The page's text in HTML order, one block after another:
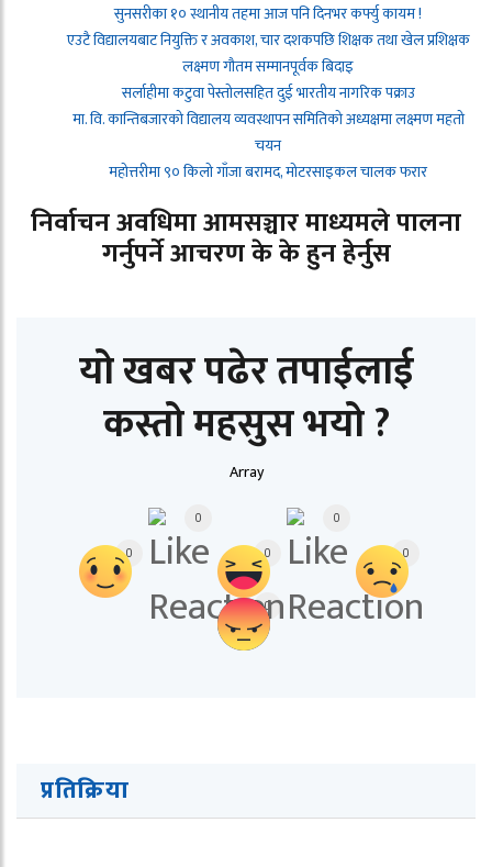
सुनसरीका १० स्थानीय तहमा आज पनि दिनभर कर्फ्यु कायम !
एउटै विद्यालयबाट नियुक्ति र अवकाश, चार दशकपछि शिक्षक तथा खेल प्रशिक्षक
लक्ष्मण गौतम सम्मानपूर्वक बिदाइ
सर्लाहीमा कटुवा पेस्तोलसहित दुई भारतीय नागरिक पक्राउ
मा. वि. कान्तिबजारको विद्यालय व्यवस्थापन समितिको अध्यक्षमा लक्ष्मण महतो
चयन
महोत्तरीमा ९० किलो गाँजा बरामद, मोटरसाइकल चालक फरार
निर्वाचन अवधिमा आमसञ्चार माध्यमले पालना
गर्नुपर्ने आचरण के के हुन हेर्नुस
यो खबर पढेर तपाईलाई
कस्तो महसुस भयो ?
Array
0
0
0
0
0
0
प्रतिक्रिया